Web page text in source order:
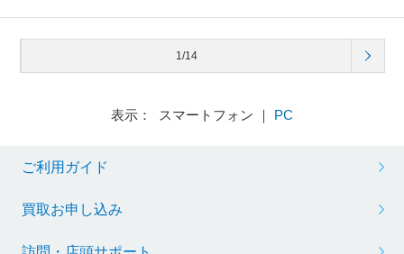
1/14
表示： スマートフォン ｜ PC
ご利用ガイド
買取お申し込み